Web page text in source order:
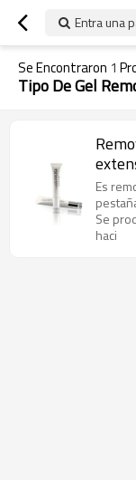
Entra una
Se Encontraron 1
Tipo De Gel
Es
Se
haci